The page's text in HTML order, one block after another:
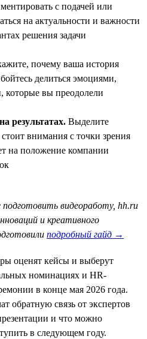
с подачей или
на актуальности и важности
решения задачи
почему ваша история
делиться эмоциями,
которые вы преодолели
результатах. Выделите
внимания с точки зрения
на положение компании
видеоработу, hh.ru
и креативного
подробный гайд →
оценят кейсы и выберут
номинациях и HR-
в конце мая 2026 года.
обратную связь от экспертов
и что можно
в следующем году.